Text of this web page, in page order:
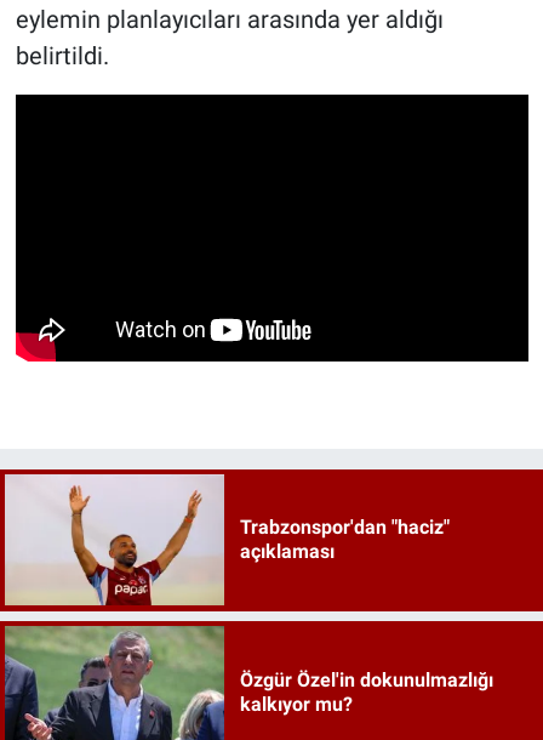
eylemin planlayıcıları arasında yer aldığı
belirtildi.
Trabzonspor'dan "haciz"
açıklaması
Özgür Özel'in dokunulmazlığı
kalkıyor mu?